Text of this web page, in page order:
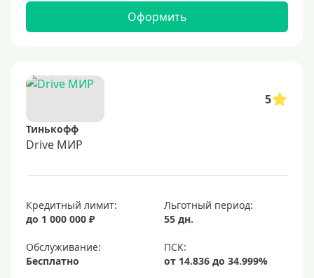
Оформить
5
Тинькофф
Drive МИР
Кредитный лимит:
до 1 000 000 ₽
Льготный период:
55 дн.
Обслуживание:
Бесплатно